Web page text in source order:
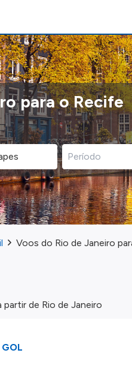
para o Recife
Voos do Rio de Janeiro
de Rio de Janeiro
GOL